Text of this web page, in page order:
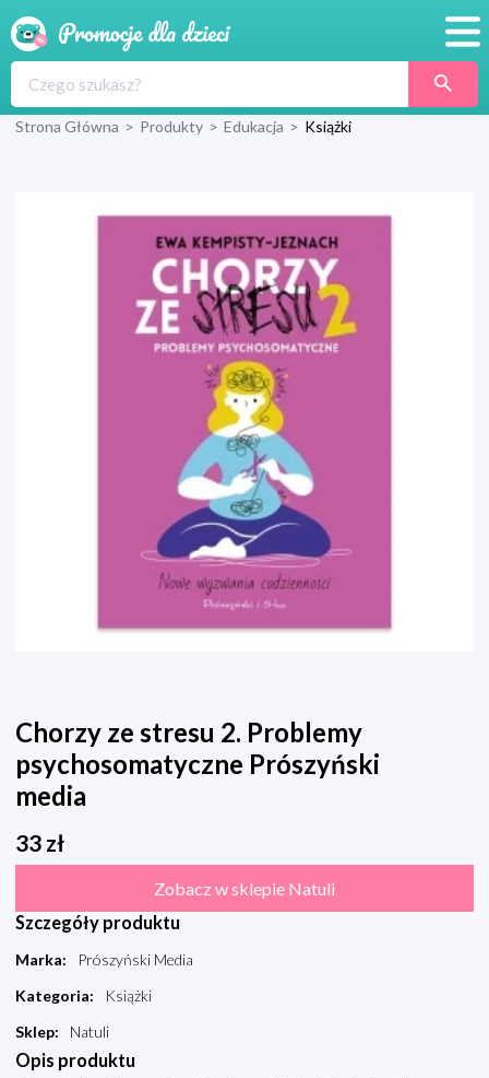
Produkty
Blog
Wyprawka
Strona Główna > Produkty > Edukacja > Książki
Chorzy ze stresu 2. Problemy
psychosomatyczne Prószyński
media
33 zł
Zobacz w sklepie Natuli
Szczegóły produktu
Marka:
Prószyński Media
Kategoria:
Książki
Sklep: Natuli
Opis produktu